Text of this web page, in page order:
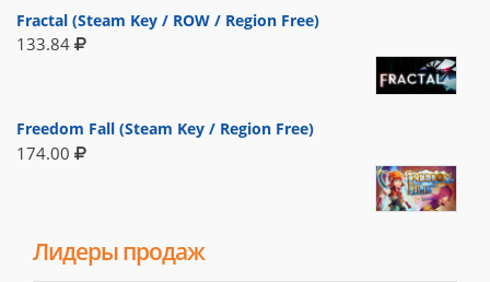
Fractal (Steam Key / ROW / Region Free)
133.84
Freedom Fall (Steam Key / Region Free)
174.00
Лидеры продаж